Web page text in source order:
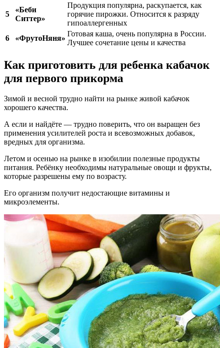
5
«Беби
Ситтер»
Продукция популярна, раскупается, как
горячие пирожки. Относится к разряду
гипоаллергенных
6
«ФрутоНяня»
Готовая каша, очень популярна в России.
Лучшее сочетание цены и качества
Как приготовить для ребенка кабачок
для первого прикорма
Зимой и весной трудно найти на рынке живой кабачок
хорошего качества.
А если и найдёте — трудно поверить, что он выращен без
применения усилителей роста и всевозможных добавок,
вредных для организма.
Летом и осенью на рынке в изобилии полезные продукты
питания. Ребёнку необходимы натуральные овощи и фрукты,
которые разрешены ему по возрасту.
Его организм получит недостающие витамины и
микроэлементы.